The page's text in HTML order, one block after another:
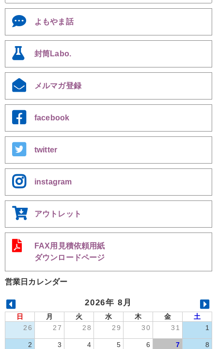
よもやま話
封筒Labo.
メルマガ登録
facebook
twitter
instagram
アウトレット
FAX用見積依頼用紙
ダウンロードページ
営業日カレンダー
2026年 8月
日 月 火 水 木 金
土
26
27 28 29 30 31 1
2 3 4 5 6 7 8